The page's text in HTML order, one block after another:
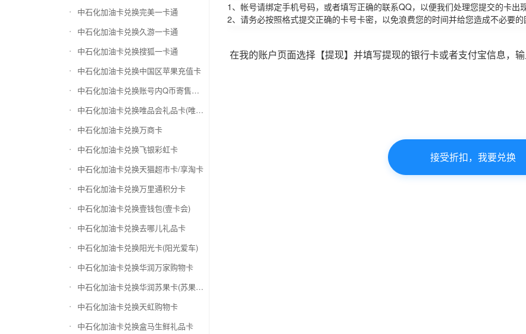
中石化加油卡兑换完美一卡通
中石化加油卡兑换久游一卡通
中石化加油卡兑换搜狐一卡通
中石化加油卡兑换中国区苹果充值卡
中石化加油卡兑换账号内Q币寄售（维护中）
中石化加油卡兑换唯品会礼品卡(唯品卡)
中石化加油卡兑换万商卡
中石化加油卡兑换飞银彩虹卡
中石化加油卡兑换天猫超市卡/享淘卡
中石化加油卡兑换万里通积分卡
中石化加油卡兑换壹钱包(壹卡会)
中石化加油卡兑换去哪儿礼品卡
中石化加油卡兑换阳光卡(阳光爱车)
中石化加油卡兑换华润万家购物卡
中石化加油卡兑换华润苏果卡(苏果超市卡)（维护 请暂停提交）
中石化加油卡兑换天虹购物卡
中石化加油卡兑换盒马生鲜礼品卡
1、帐号请绑定手机号码，或者填写正确的联系QQ，以便我们处理您提交的卡出
2、请务必按照格式提交正确的卡号卡密，以免浪费您的时间并给您造成不必要的
在我的账户页面选择【提现】并填写提现的银行卡或者支付宝信息，
接受折扣，我要兑换